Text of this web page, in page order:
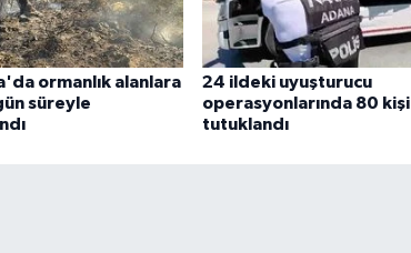
ormanlık alanlara
süreyle
24 ildeki uyuşturucu
operasyonlarında 80 kişi
tutuklandı